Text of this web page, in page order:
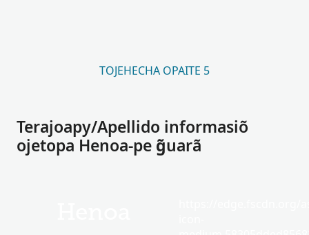
TOJEHECHA OPAITE 5
Terajoapy/Apellido informasiõ
ojetopa Henoa-pe g̃uarã